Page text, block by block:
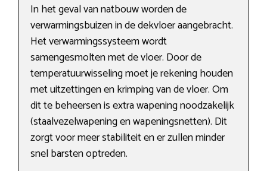
In het geval van natbouw worden de
verwarmingsbuizen in de dekvloer aangebracht.
Het verwarmingssysteem wordt
samengesmolten met de vloer. Door de
temperatuurwisseling moet je rekening houden
met uitzettingen en krimping van de vloer. Om
dit te beheersen is extra wapening noodzakelijk
(staalvezelwapening en wapeningsnetten). Dit
zorgt voor meer stabiliteit en er zullen minder
snel barsten optreden.